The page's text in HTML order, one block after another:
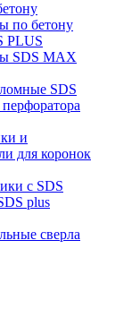
по бетону
PLUS
SDS MAX
SDS
и
для коронок
с SDS
plus
сверла